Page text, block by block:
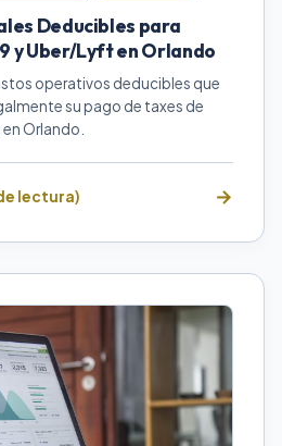
Deducibles para
y Uber/Lyft en Orlando
operativos deducibles que
su pago de taxes de
Orlando.
lectura)